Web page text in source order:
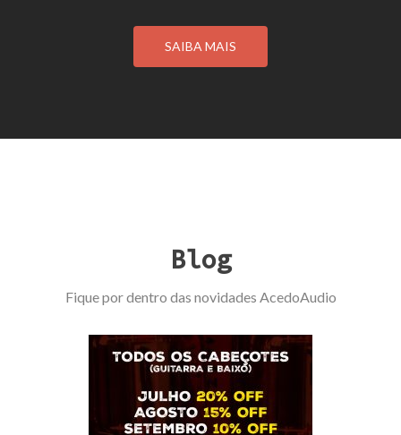
SAIBA MAIS
Blog
Fique por dentro das novidades AcedoAudio